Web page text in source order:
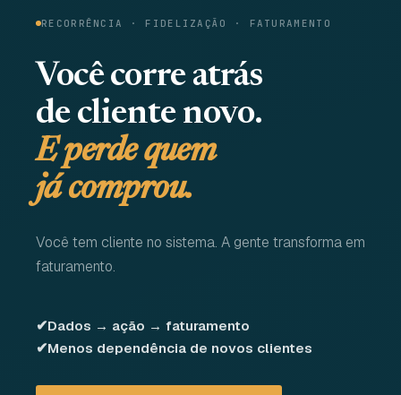
RECORRÊNCIA · FIDELIZAÇÃO · FATURAMENTO
Você corre atrás
de cliente novo.
E perde quem
já comprou.
Você tem cliente no sistema. A gente transforma em
faturamento.
✔Dados → ação → faturamento
✔Menos dependência de novos clientes